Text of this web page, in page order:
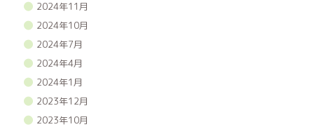
2024年11月
2024年10月
2024年7月
2024年4月
2024年1月
2023年12月
2023年10月